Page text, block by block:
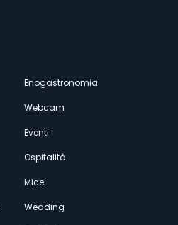
Enogastronomia
Webcam
Eventi
Ospitalità
Mice
Wedding